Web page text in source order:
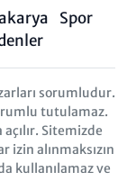
Spor
sorumludur.
tutulamaz.
Sitemizde
izin alınmaksızın
kullanılamaz ve